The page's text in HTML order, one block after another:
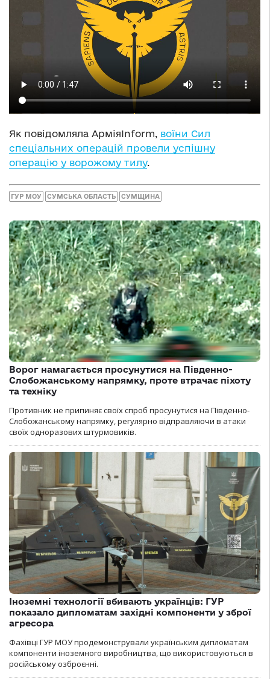
Як повідомляла АрміяInform, воїни Сил
спеціальних операцій провели успішну
операцію у ворожому тилу.
ГУР МОУ СУМСЬКА ОБЛАСТЬ СУМЩИНА
Ворог намагається просунутися на Південно-
Слобожанському напрямку, проте втрачає піхоту
та техніку
Противник не припиняє своїх спроб просунутися на Південно-
Слобожанському напрямку, регулярно відправляючи в атаки
своїх одноразових штурмовиків.
Іноземні технології вбивають українців: ГУР
показало дипломатам західні компоненти у зброї
агресора
Фахівці ГУР МОУ продемонстрували українським дипломатам
компоненти іноземного виробництва, що використовуються в
російському озброєнні.